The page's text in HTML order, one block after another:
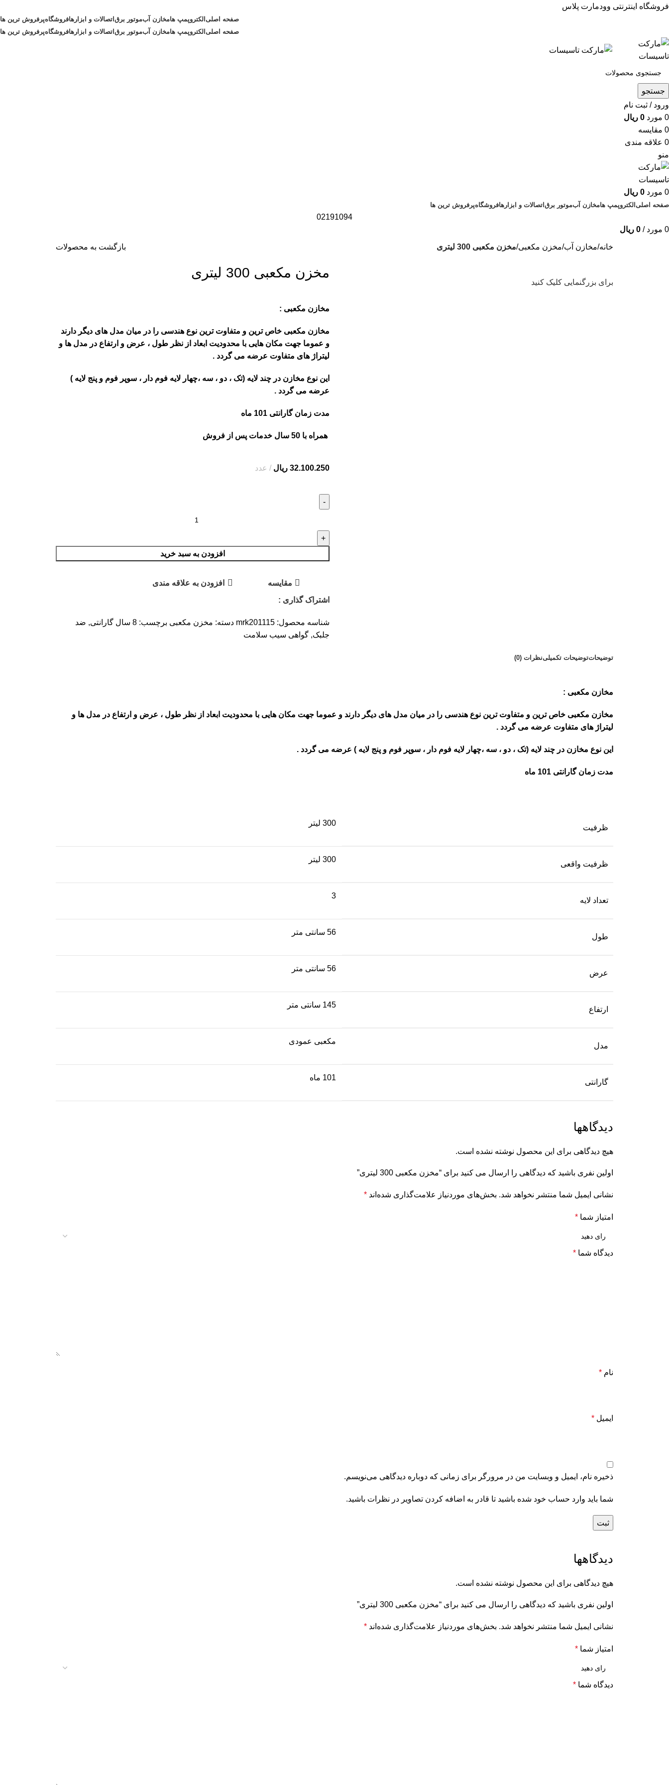
فروشگاه اینترنتی وودمارت پلاس
صفحه اصلی الکتروپمپ هامخازن آبموتور برق اتصالات و ابزارهافروشگاهپرفروش ترین ها
صفحه اصلی الکتروپمپ هامخازن آبموتور برق اتصالات و ابزارهافروشگاهپرفروش ترین ها
جستجو
ورود / ثبت نام
0 مورد 0 ریال
0 مقايسه
0 علاقه مندی
منو
0 مورد 0 ریال
صفحه اصلی الکتروپمپ هامخازن آبموتور برق اتصالات و ابزارهافروشگاهپرفروش ترین ها
02191094
0 مورد /
0 ریال
خانه مخازن آب مخزن مکعبی مخزن مکعبی 300 لیتری بازگشت به محصولات
برای بزرگنمایی کلیک کنید
مخزن مکعبی 300 لیتری
مخازن مکعبی :
مخازن مکعبی خاص ترین و متفاوت ترین نوع هندسی را در میان مدل های دیگر دارند
و عموما جهت مکان هایی با محدودیت ابعاد از نظر طول ، عرض و ارتفاع در مدل ها و
لیتراژ های متفاوت عرضه می گردد .
این نوع مخازن در چند لایه (تک ، دو ، سه ،چهار لایه فوم دار ، سوپر فوم و پنج لایه )
عرضه می گردد .
مدت زمان گارانتی 101 ماه
همراه با 50 سال خدمات پس از فروش
32.100.250 ریال عدد
افزودن به سبد خرید
مقايسه افزودن به علاقه مندی
اشتراک گذاری :
شناسه محصول: mrk201115 دسته: مخزن مکعبی برچسب: 8 سال گارانتی , ضد
جلبک, گواهی سیب سلامت
توضیحاتتوضیحات تکمیلینظرات (0)
مخازن مکعبی :
مخازن مکعبی خاص ترین و متفاوت ترین نوع هندسی را در میان مدل های دیگر دارند و عموما جهت مکان هایی با محدودیت ابعاد از نظر طول ، عرض و ارتفاع در مدل ها و
لیتراژ های متفاوت عرضه می گردد .
این نوع مخازن در چند لایه (تک ، دو ، سه ،چهار لایه فوم دار ، سوپر فوم و پنج لایه ) عرضه می گردد .
مدت زمان گارانتی 101 ماه
ظرفیت
300 لیتر
ظرفیت واقعی
300 لیتر
تعداد لایه
3
طول
56 سانتی متر
عرض
56 سانتی متر
ارتفاع
145 سانتی متر
مدل
مکعبی عمودی
گارانتی
101 ماه
دیدگاهها
هیچ دیدگاهی برای این محصول نوشته نشده است.
اولین نفری باشید که دیدگاهی را ارسال می کنید برای “مخزن مکعبی 300 لیتری”
نشانی ایمیل شما منتشر نخواهد شد. بخش‌های موردنیاز علامت‌گذاری شده‌اند *
امتیاز شما *
دیدگاه شما *
نام *
ایمیل *
ذخیره نام، ایمیل و وبسایت من در مرورگر برای زمانی که دوباره دیدگاهی می‌نویسم.
شما باید وارد حساب خود شده باشید تا قادر به اضافه کردن تصاویر در نظرات باشید.
دیدگاهها
هیچ دیدگاهی برای این محصول نوشته نشده است.
اولین نفری باشید که دیدگاهی را ارسال می کنید برای “مخزن مکعبی 300 لیتری”
نشانی ایمیل شما منتشر نخواهد شد. بخش‌های موردنیاز علامت‌گذاری شده‌اند *
امتیاز شما *
دیدگاه شما *